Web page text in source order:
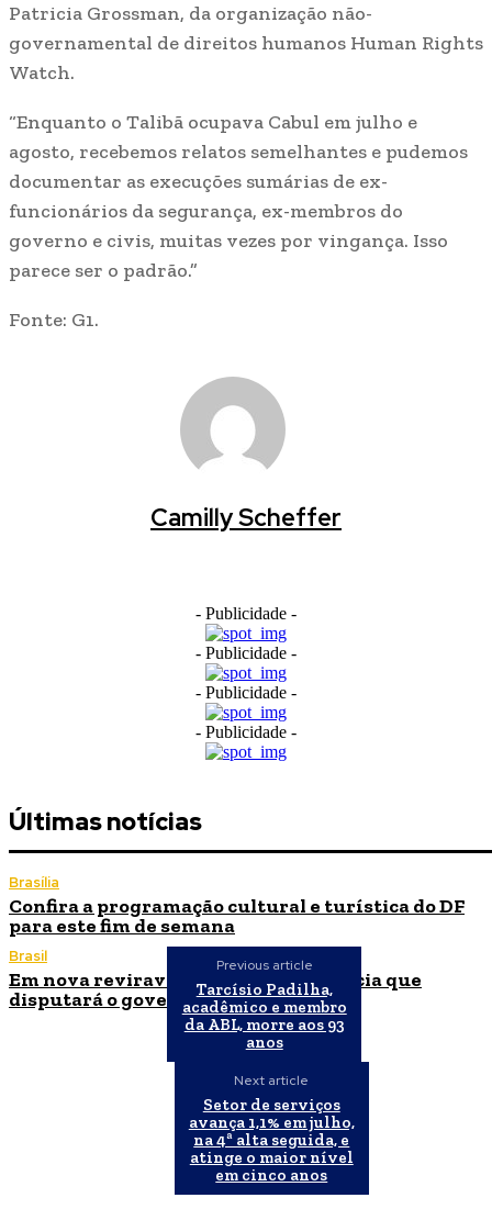
Patricia Grossman, da organização não-
governamental de direitos humanos Human Rights
Watch.
“Enquanto o Talibã ocupava Cabul em julho e
agosto, recebemos relatos semelhantes e pudemos
documentar as execuções sumárias de ex-
funcionários da segurança, ex-membros do
governo e civis, muitas vezes por vingança. Isso
parece ser o padrão.”
Fonte: G1.
Camilly Scheffer
- Publicidade -
- Publicidade -
- Publicidade -
- Publicidade -
Últimas notícias
Brasília
Confira a programação cultural e turística do DF
para este fim de semana
Brasil
Em nova reviravolta, Cleitinho anuncia que
disputará o governo de Minas Gerais
Previous article
Tarcísio Padilha,
acadêmico e membro
da ABL, morre aos 93
anos
Next article
Setor de serviços
avança 1,1% em julho,
na 4ª alta seguida, e
atinge o maior nível
em cinco anos